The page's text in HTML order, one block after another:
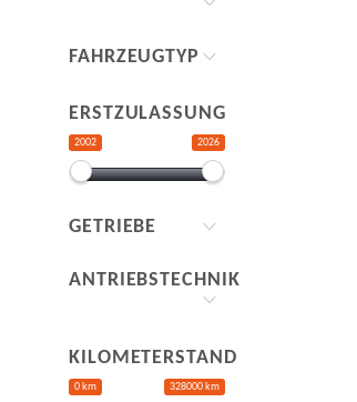
FAHRZEUGTYP
ERSTZULASSUNG
2002 2026
GETRIEBE
ANTRIEBSTECHNIK
KILOMETERSTAND
0 km 328000 km